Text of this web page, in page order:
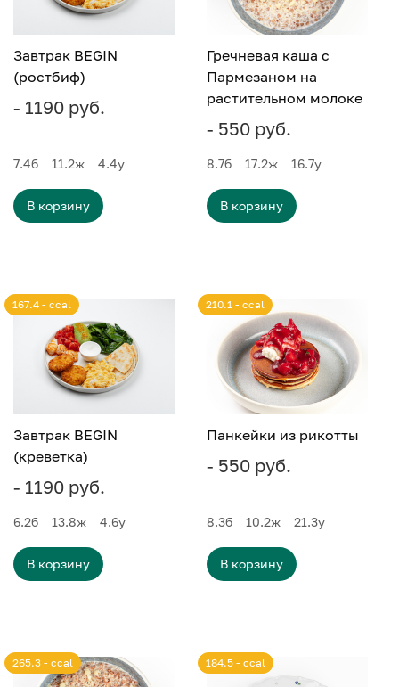
Завтрак BEGIN
(ростбиф)
- 1190 руб.
7.4б 11.2ж 4.4у
В корзину
Гречневая каша с
Пармезаном на
растительном молоке
- 550 руб.
8.7б 17.2ж 16.7у
В корзину
Завтрак BEGIN
(креветка)
- 1190 руб.
167.4 - ccal
6.2б 13.8ж 4.6у
В корзину
Панкейки из рикотты
- 550 руб.
210.1 - ccal
8.3б 10.2ж 21.3у
В корзину
265.3 - ccal 184.5 - ccal